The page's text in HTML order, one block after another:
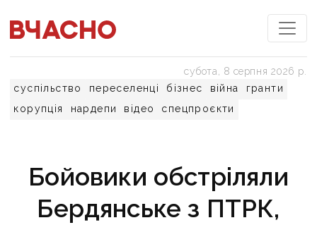
суспільство переселенці бізнес війна
гранти
корупція
нардепи відео спецпроєкти
субота, 8 серпня 2026 р.
Бойовики обстріляли
Бердянське з ПТРК,